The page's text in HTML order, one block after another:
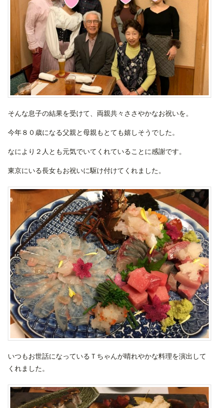
そんな息子の結果を受けて、両親共々ささやかなお祝いを。
今年８０歳になる父親と母親もとても嬉しそうでした。
なにより２人とも元気でいてくれていることに感謝です。
東京にいる長女もお祝いに駆け付けてくれました。
いつもお世話になっているＴちゃんが晴れやかな料理を演出して
くれました。